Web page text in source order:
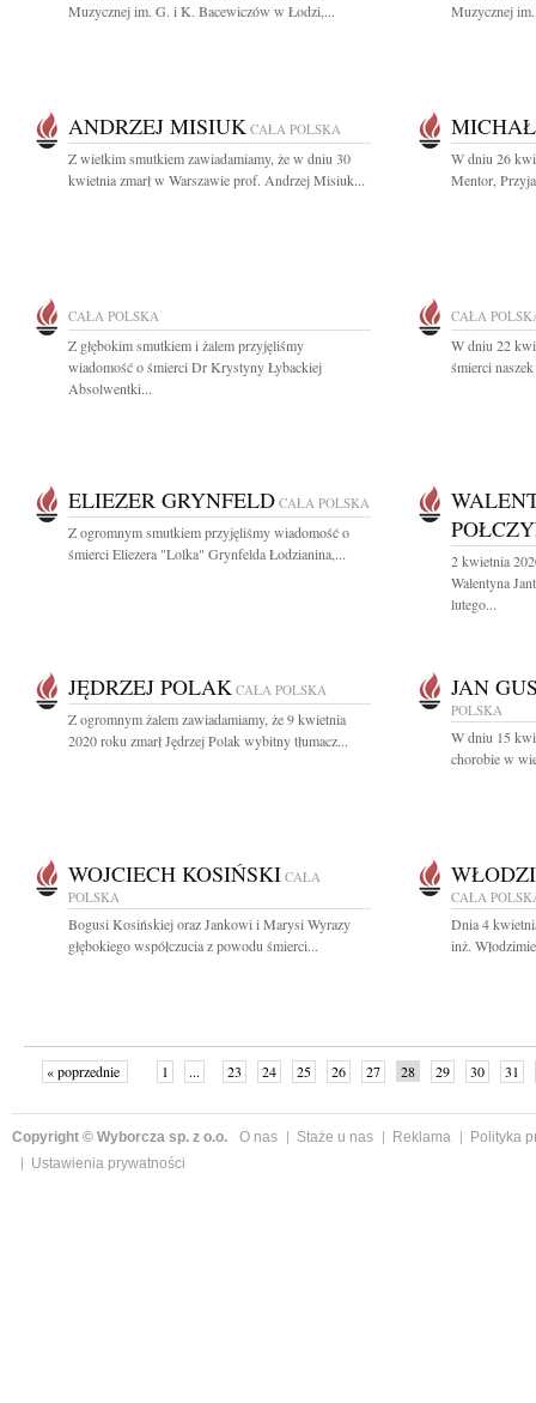
Muzycznej im. G. i K. Bacewiczów w Łodzi,...
Muzycznej
ANDRZEJ MISIUK CAŁA POLSKA
Z wielkim smutkiem zawiadamiamy, że w dniu 30
kwietnia zmarł w Warszawie prof. Andrzej Misiuk...
W dniu 26
Mentor,
CAŁA POLSKA
Z głębokim smutkiem i żalem przyjęliśmy
wiadomość o śmierci Dr Krystyny Łybackiej
Absolwentki...
CAŁA
W dniu 22
śmierci
ELIEZER GRYNFELD CAŁA POLSKA
Z ogromnym smutkiem przyjęliśmy wiadomość o
śmierci Eliezera "Lolka" Grynfelda Łodzianina,...
2 kwietnia
Walentyna
lutego...
JĘDRZEJ POLAK CAŁA POLSKA
Z ogromnym żalem zawiadamiamy, że 9 kwietnia
2020 roku zmarł Jędrzej Polak wybitny tłumacz...
JAN
POLSKA
W dniu 15
chorobie w
WOJCIECH KOSIŃSKI CAŁA
POLSKA
Bogusi Kosińskiej oraz Jankowi i Marysi Wyrazy
głębokiego współczucia z powodu śmierci...
CAŁA
Dnia 4
inż.
« poprzednie 1 ... 23 24 25 26 27 28 29 30
31
Copyright © Wyborcza sp. z o.o. O nas Staże u nas Reklama
Polityka
Ustawienia prywatności